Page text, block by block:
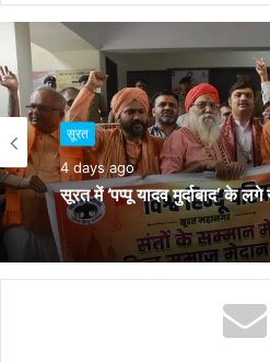
b
s
i
t
e
सूरत
4 days ago
सूरत में ‘पप्पू यादव मुर्दाबाद’ के लगे